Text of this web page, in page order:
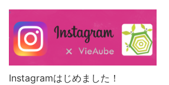
Instagramはじめました！